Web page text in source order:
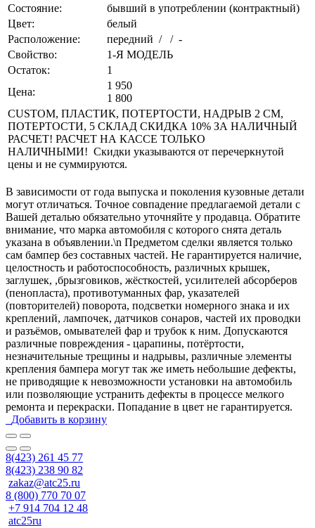
Состояние:
бывший в употреблении (контрактный)
Цвет:
белый
Расположение:
передний / / -
Свойство:
1-Я МОДЕЛЬ
Остаток:
1
Цена:
1 950
1 800
CUSTOM, ПЛАСТИК, ПОТЕРТОСТИ, НАДРЫВ 2 СМ,
ПОТЕРТОСТИ, 5 СКЛАД СКИДКА 10% ЗА НАЛИЧНЫЙ
РАСЧЕТ! РАСЧЕТ НА КАССЕ ТОЛЬКО
НАЛИЧНЫМИ! Скидки указываются от перечеркнутой
цены и не суммируются.
В зависимости от года выпуска и поколения кузовные детали
могут отличаться. Точное совпадение предлагаемой детали с
Вашей деталью обязательно уточняйте у продавца. Обратите
внимание, что марка автомобиля с которого снята деталь
указана в объявлении.\n Предметом сделки является только
сам бампер без составных частей. Не гарантируется наличие,
целостность и работоспособность, различных крышек,
заглушек, ,брызговиков, жёсткостей, усилителей абсорберов
(пенопласта), противотуманных фар, указателей
(повторителей) поворота, подсветки номерного знака и их
креплений, лампочек, датчиков сонаров, частей их проводки
и разъёмов, омывателей фар и трубок к ним. Допускаются
различные повреждения - царапины, потёртости,
незначительные трещины и надрывы, различные элементы
крепления бампера могут так же иметь небольшие дефекты,
не приводящие к невозможности установки на автомобиль
или позволяющие устранить дефекты в процессе мелкого
ремонта и перекраски. Попадание в цвет не гарантируется.
Добавить в корзину
8(423) 261 45 77
8(423) 238 90 82
zakaz@atc25.ru
8 (800) 770 70 07
+7 914 704 12 48
atc25ru